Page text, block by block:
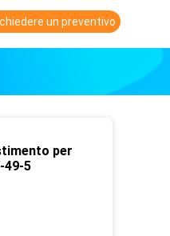
un preventivo
per
49-5